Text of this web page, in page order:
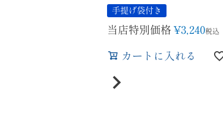
手提げ袋付き
当店特別価格 ¥3,240税込
カートに入れる